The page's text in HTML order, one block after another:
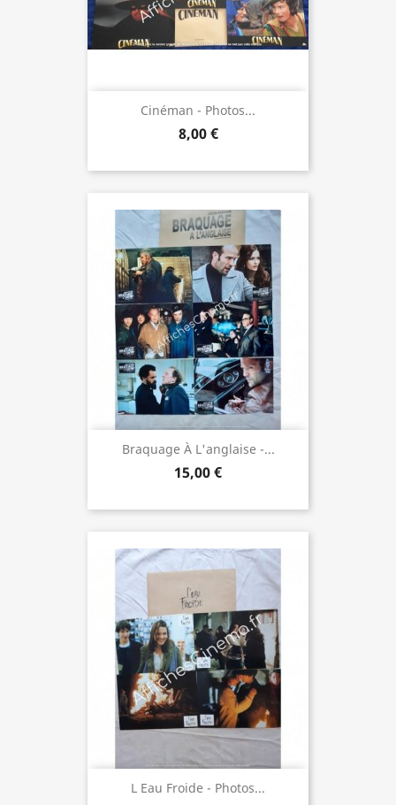
Cinéman - Photos...
8,00 €
Braquage À L'anglaise -...
15,00 €
L Eau Froide - Photos...